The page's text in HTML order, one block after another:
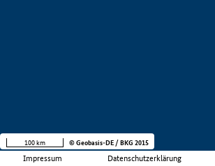
Impressum Datenschutzerklärung
100 km © Geobasis-DE / BKG 2015